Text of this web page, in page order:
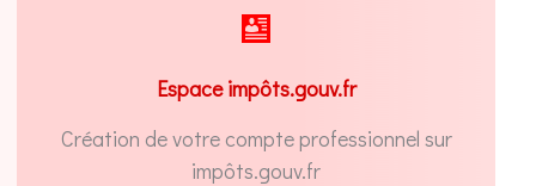
Espace impôts.gouv.fr
Création de votre compte professionnel sur
impôts.gouv.fr
Occupez-vous de créer votre compte
votre expert-comptable pour le faire !
NOUS MANDATER EN LIGNE